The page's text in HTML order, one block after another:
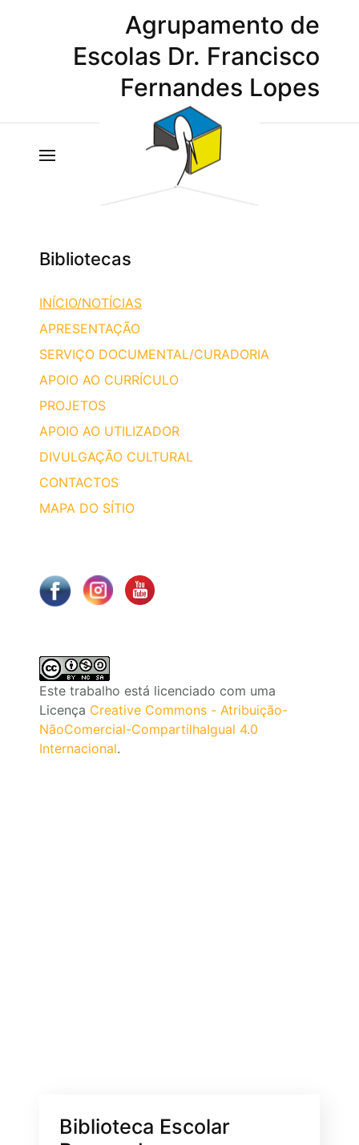
Agrupamento de
Escolas Dr. Francisco
Fernandes Lopes
Bibliotecas
INÍCIO/NOTÍCIAS
APRESENTAÇÃO
SERVIÇO DOCUMENTAL/CURADORIA
APOIO AO CURRÍCULO
PROJETOS
APOIO AO UTILIZADOR
DIVULGAÇÃO CULTURAL
CONTACTOS
MAPA DO SÍTIO
Este trabalho está licenciado com uma
Licença Creative Commons - Atribuição-
NãoComercial-CompartilhaIgual 4.0
Internacional.
Biblioteca Escolar